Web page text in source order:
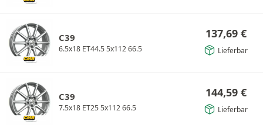
C39
6.5x18 ET44.5 5x112 66.5
137,69 €
Lieferbar
C39
7.5x18 ET25 5x112 66.5
144,59 €
Lieferbar